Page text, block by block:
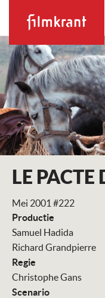
LE PACTE
Mei 2001 #222
Productie
Samuel Hadida
Richard Grandpierre
Regie
Christophe Gans
Scenario